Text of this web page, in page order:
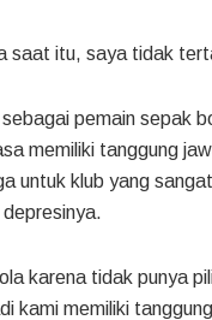
saat itu, saya tidak
pemain sepak
memiliki tanggung
untuk klub yang
karena tidak punya
kami memiliki